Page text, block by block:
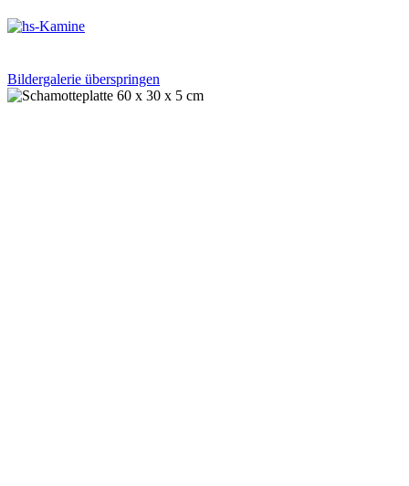
Bildergalerie überspringen